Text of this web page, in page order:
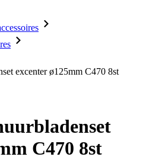
excenter ø125mm C470 8st
C470 8st